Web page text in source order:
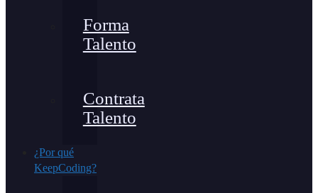
Forma
Talento
Contrata
Talento
¿Por qué
KeepCoding?